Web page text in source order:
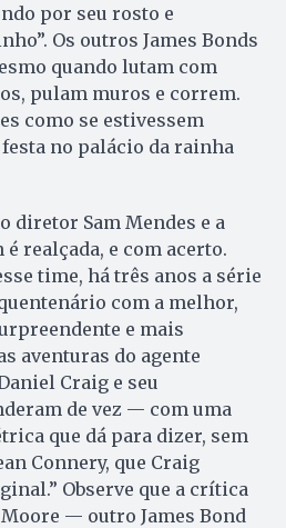
por seu rosto e
Os outros James Bonds
quando lutam com
pulam muros e correm.
como se estivessem
no palácio da rainha
diretor Sam Mendes e a
é realçada, e com acerto.
time, há três anos a série
com a melhor,
e mais
aventuras do agente
Craig e seu
de vez — com uma
que dá para dizer, sem
Connery, que Craig
Observe que a crítica
— outro James Bond